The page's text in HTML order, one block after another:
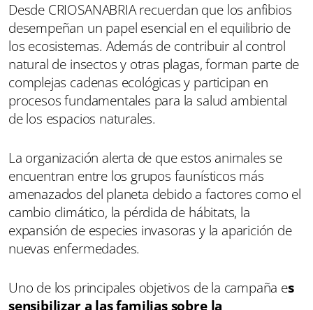
Desde CRIOSANABRIA recuerdan que los anfibios
desempeñan un papel esencial en el equilibrio de
los ecosistemas. Además de contribuir al control
natural de insectos y otras plagas, forman parte de
complejas cadenas ecológicas y participan en
procesos fundamentales para la salud ambiental
de los espacios naturales.
La organización alerta de que estos animales se
encuentran entre los grupos faunísticos más
amenazados del planeta debido a factores como el
cambio climático, la pérdida de hábitats, la
expansión de especies invasoras y la aparición de
nuevas enfermedades.
Uno de los principales objetivos de la campaña es
sensibilizar a las familias sobre la